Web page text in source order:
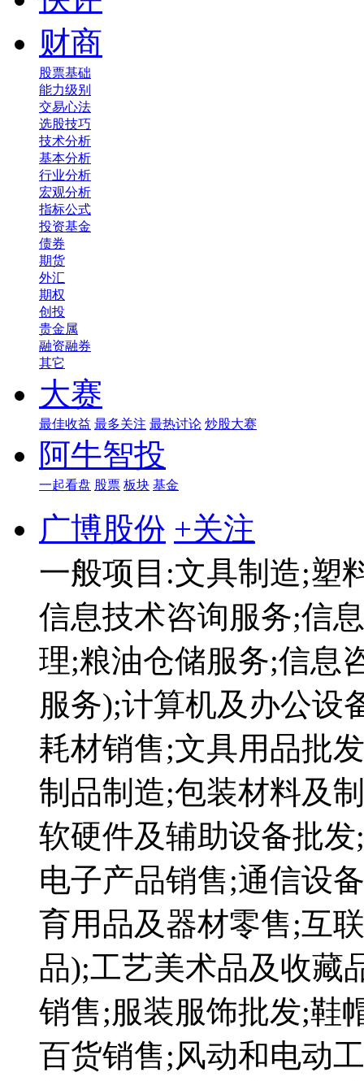
财商
股票基础
能力级别
交易心法
选股技巧
技术分析
基本分析
行业分析
宏观分析
指标公式
投资基金
债券
期货
外汇
期权
创投
贵金属
融资融券
其它
大赛
最佳收益 最多关注 最热讨论 炒股大赛
阿牛智投
一起看盘 股票 板块 基金
广博股份 +关注
一般项目:文具制造;塑
信息技术咨询服务;信
理;粮油仓储服务;信息
服务);计算机及办公设
耗材销售;文具用品批
制品制造;包装材料及
软硬件及辅助设备批
电子产品销售;通信设
育用品及器材零售;互
品);工艺美术品及收藏
销售;服装服饰批发;鞋
百货销售;风动和电动